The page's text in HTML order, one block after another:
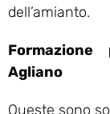
dell’amianto.
Agliano
Queste sono